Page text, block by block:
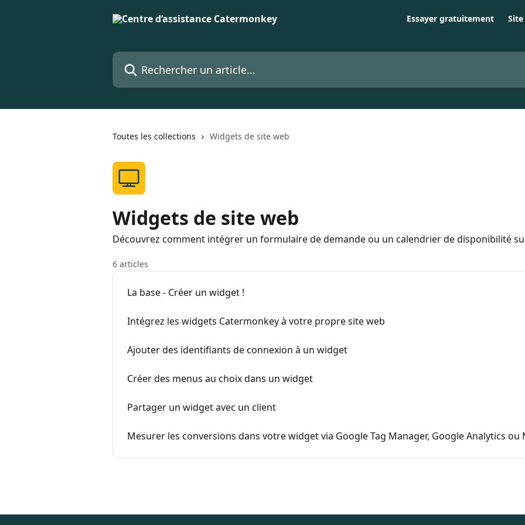
Essayer gratuitement
Rechercher un article...
Toutes les collections Widgets de site web
Widgets de site web
Découvrez comment intégrer un formulaire de demande ou un calendrier de disponibilité
6 articles
La base - Créer un widget !
Intégrez les widgets Catermonkey à votre propre site web
Ajouter des identifiants de connexion à un widget
Créer des menus au choix dans un widget
Partager un widget avec un client
Mesurer les conversions dans votre widget via Google Tag Manager, Google Analytics ou